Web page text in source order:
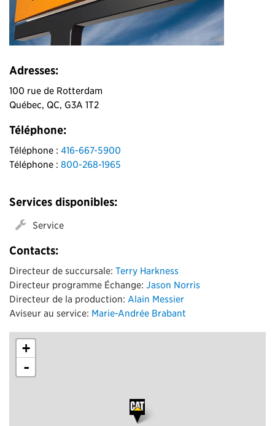
Adresses:
100 rue de Rotterdam
Québec, QC, G3A 1T2
Téléphone:
Téléphone : 416-667-5900
Téléphone : 800-268-1965
Services disponibles:
Service
Contacts:
Directeur de succursale: Terry Harkness
Directeur programme Échange: Jason Norris
Directeur de la production: Alain Messier
Aviseur au service: Marie-Andrée Brabant
+
-